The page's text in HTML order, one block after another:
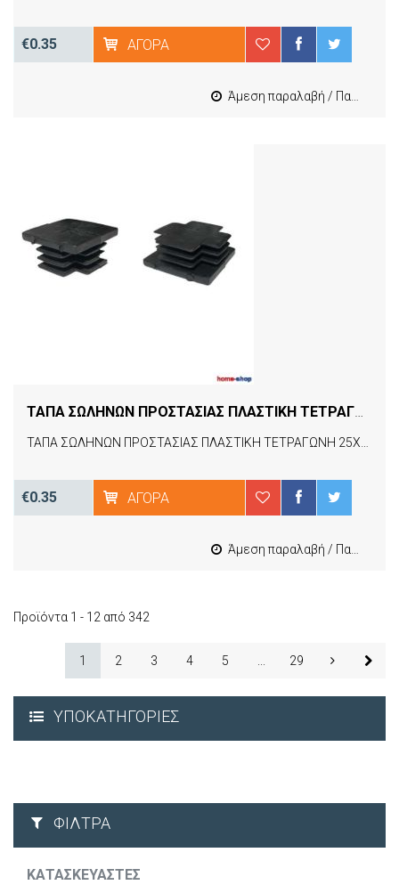
€0.35 ΑΓΟΡΆ
Άμεση παραλαβή / Παράδοση 1-3 εργασιμες
€0.35 ΑΓΟΡΆ
Άμεση παραλαβή / Παράδοση 1-3 εργασιμες
Προϊόντα 1 - 12 από 342
1 2 3 4 5 29
ΥΠΟΚΑΤΗΓΟΡΊΕΣ
ΦΊΛΤΡΑ
ΚΑΤΑΣΚΕΥΑΣΤΈΣ